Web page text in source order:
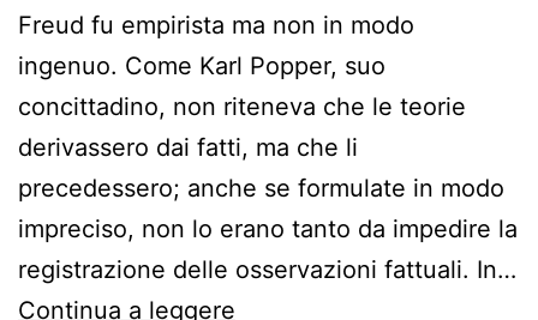
Freud fu empirista ma non in modo
ingenuo. Come Karl Popper, suo
concittadino, non riteneva che le teorie
derivassero dai fatti, ma che li
precedessero; anche se formulate in modo
impreciso, non lo erano tanto da impedire la
registrazione delle osservazioni fattuali. In…
Continua a leggere